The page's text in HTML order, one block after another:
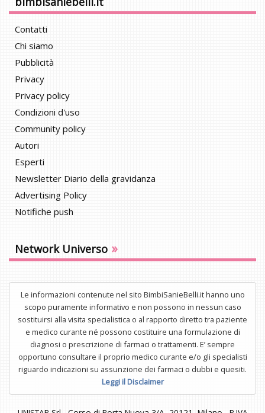
Contatti
Chi siamo
Pubblicità
Privacy
Privacy policy
Condizioni d'uso
Community policy
Autori
Esperti
Newsletter Diario della gravidanza
Advertising Policy
Notifiche push
Network Universo »
Le informazioni contenute nel sito BimbiSanieBelli.it hanno uno
scopo puramente informativo e non possono in nessun caso
sostituirsi alla visita specialistica o al rapporto diretto tra paziente
e medico curante né possono costituire una formulazione di
diagnosi o prescrizione di farmaci o trattamenti. E’ sempre
opportuno consultare il proprio medico curante e/o gli specialisti
riguardo indicazioni su assunzione dei farmaci o dubbi e quesiti.
Leggi il Disclaimer